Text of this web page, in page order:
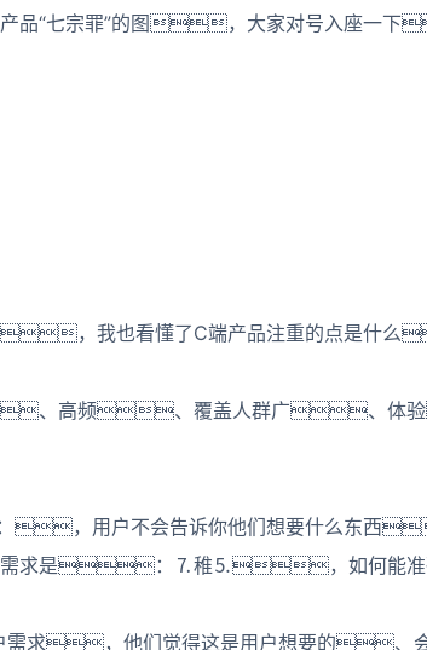
产品“七宗罪”的图，大家对号入座一下
，我也看懂了C端产品注重的点是什么
、高频、覆盖人群广、体
，用户不会告诉你他们想要什么东西
求是：⒎稚⒌，如何能准确
需求，他们觉得这是用户想要的、